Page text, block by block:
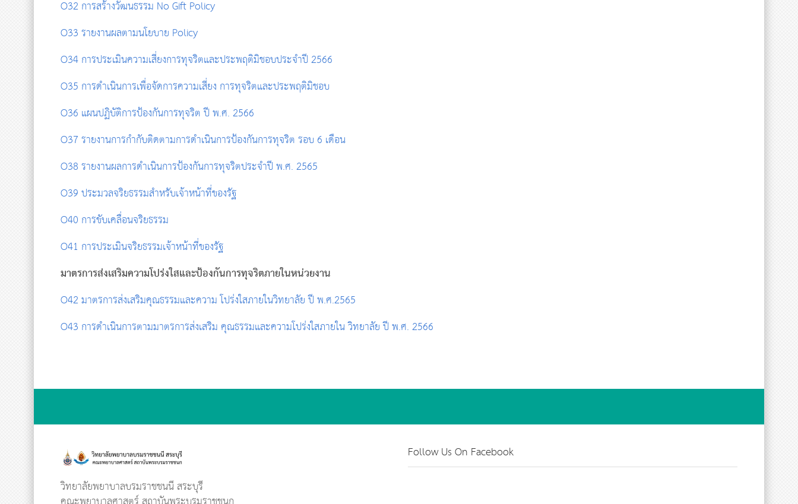
O32 การสร้างวัฒนธรรม No Gift Policy
O33 รายงานผลตามนโยบาย Policy
O34การประเมินความเสี่ยงการทุจริตและประพฤติมิชอบประจำปี 2566
O35 การดำเนินการเพื่อจัดการความเสี่ยง การทุจริตและประพฤติมิชอบ
O36 แผนปฏิบัติการป้องกันการทุจริต ปี พ.ศ. 2566
O37 รายงานการกำกับติดตามการดำเนินการป้องกันการทุจริต รอบ 6 เดือน
O38 รายงานผลการดำเนินการป้องกันการทุจริตประจำปี พ.ศ. 2565
O39 ประมวลจริยธรรมสำหรับเจ้าหน้าที่ของรัฐ
O40 การขับเคลื่อนจริยธรรม
O41 การประเมินจริยธรรมเจ้าหน้าที่ของรัฐ
มาตรการส่งเสริมความโปร่งใสและป้องกันการทุจริตภายในหน่วยงาน
O42 มาตรการส่งเสริมคุณธรรมและความ โปร่งใสภายในวิทยาลัย ปี พ.ศ.2565
O43 การดำเนินการตามมาตรการส่งเสริม คุณธรรมและความโปร่งใสภายใน วิทยาลัย ปี พ.ศ. 2566
วิทยาลัยพยาบาลบรมราชชนนี สระบุรี
Follow Us On Facebook